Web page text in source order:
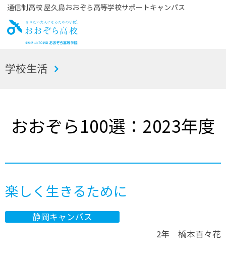
通信制高校 屋久島おおぞら高等学校サポートキャンパス
お
学校生活
おおぞら100選：2023年度
楽しく生きるために
静岡キャンパス
2年 橋本百々花